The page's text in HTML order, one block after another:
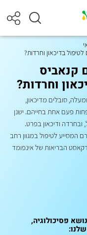
בדיכאון וחרדות?
קנאביס
וחרדות?
כ-20% מאוכלוסיית המבוגרים בישראל, מגיל 20 ומעלה, סובלים מדיכאון,
לפחות פעם אחת בחייהם. ישנן
ובחרדה ודיכאון בפרט.
המסייע לטיפול במגוון רחב
הבריאות של אינפומד
פסיכולוגיה,